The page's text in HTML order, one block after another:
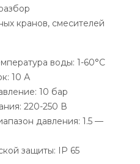
кранов, смесителей
воды: 1-60°С
10 А
10 бар
220-250 В
давления: 1.5 —
защиты: IP 65